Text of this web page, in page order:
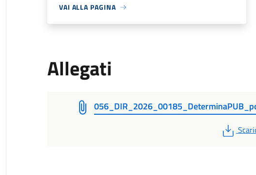
VAI ALLA PAGINA
Allegati
PDF